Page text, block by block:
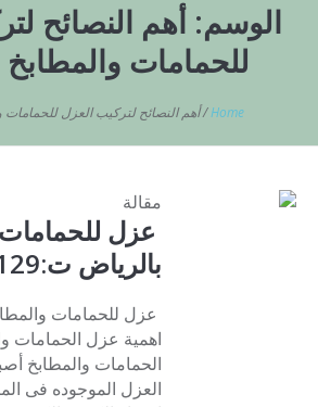
الوسم: أهم النصائح
للحمامات
Home
/أهم النصائح لتركيب العزل للحمامات
مقالة
عزل
بالرياض ت:0553445129
عزل للحمامات
اهمية عزل الحمامات
الحمامات والمطابخ
العزل الموجوده فى